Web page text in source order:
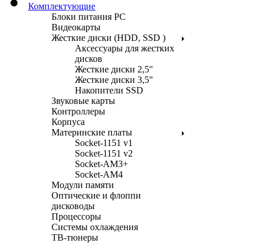
Комплектующие
Блоки питания PC
Видеокарты
Жесткие диски (HDD, SSD )
Аксессуары для жестких
дисков
Жесткие диски 2,5"
Жесткие диски 3,5"
Накопители SSD
Звуковые карты
Контроллеры
Корпуса
Материнские платы
Socket-1151 v1
Socket-1151 v2
Socket-AM3+
Socket-AM4
Модули памяти
Оптические и флоппи
дисководы
Процессоры
Системы охлаждения
ТВ-тюнеры